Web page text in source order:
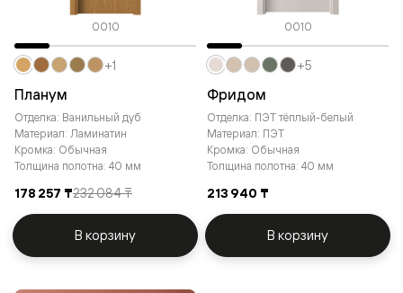
0010
Планум
Отделка: Ванильный дуб
Материал: Ламинатин
Кромка: Обычная
Толщина полотна: 40 мм
178 257 ₸232 084 ₸
+1
В корзину
0010
Фридом
Отделка: ПЭТ тёплый-белый
Материал: ПЭТ
Кромка: Обычная
Толщина полотна: 40 мм
213 940 ₸
+5
В корзину